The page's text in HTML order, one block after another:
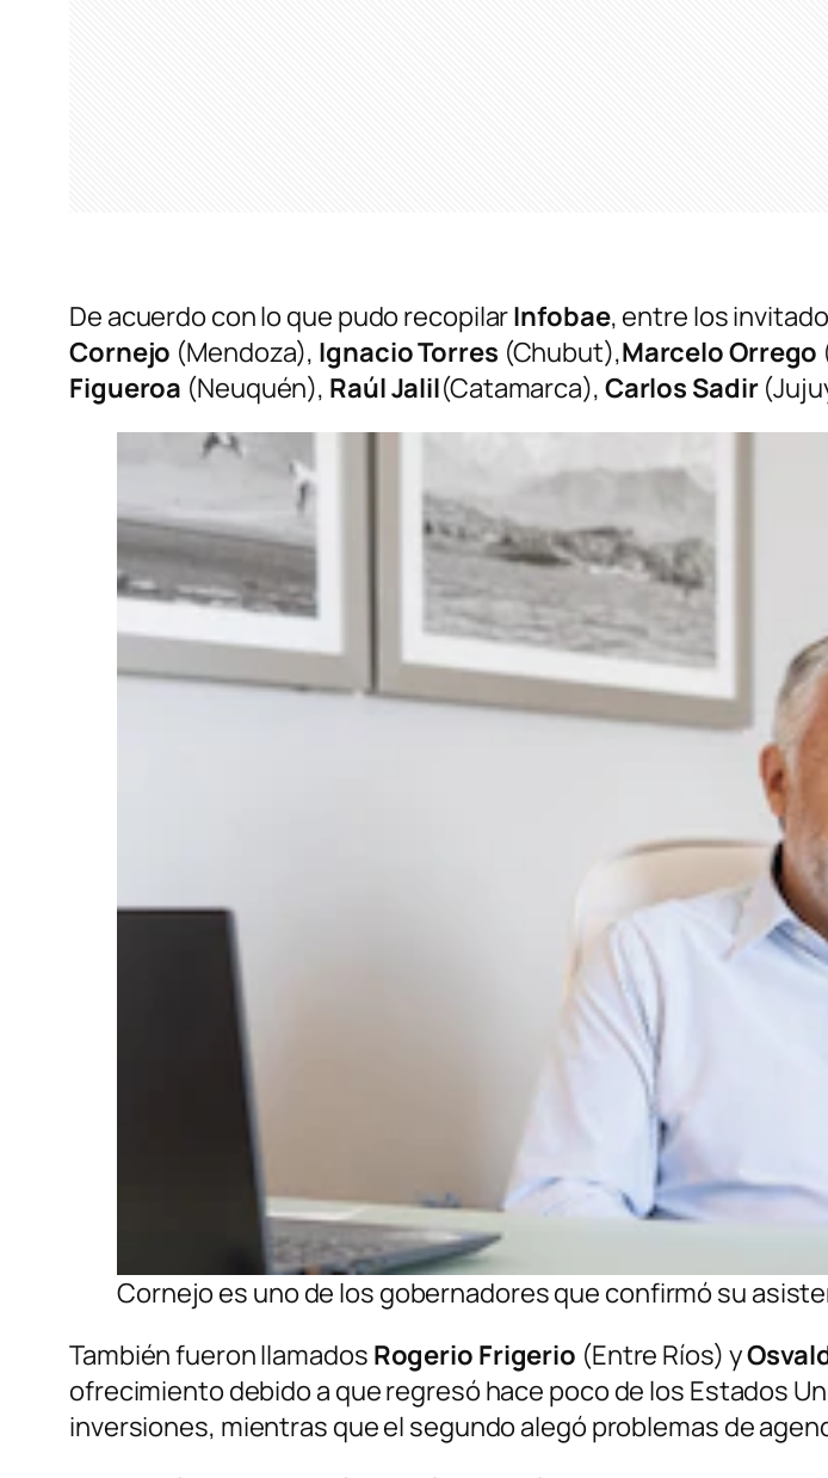
De acuerdo con lo que pudo recopilarInfobae, entre los
Cornejo (Mendoza), Ignacio Torres (Chubut),Marcelo Orrego
Figueroa (Neuquén), Raúl Jalil(Catamarca), Carlos Sadir
Cornejo es uno de los gobernadores que confirmó su
También fueron llamados Rogerio Frigerio (Entre Ríos) y
ofrecimiento debido a que regresó hace poco de los Estados
inversiones, mientras que el segundo alegó problemas de